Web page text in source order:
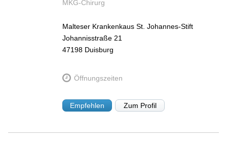
MKG-Chirurg
Malteser Krankenkaus St. Johannes-Stift
Johannisstraße 21
47198 Duisburg
Öffnungszeiten
Empfehlen Zum Profil